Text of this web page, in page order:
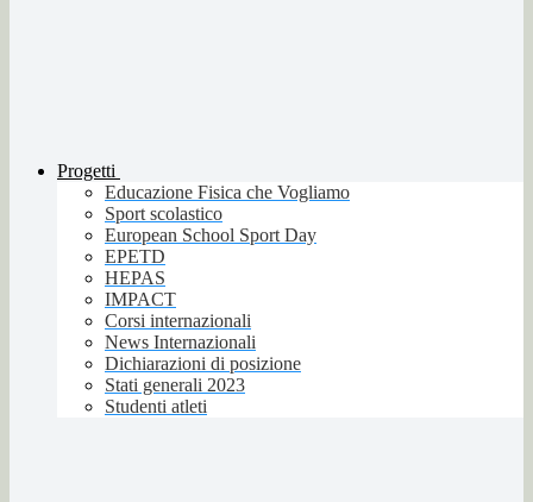
Progetti
Educazione Fisica che Vogliamo
Sport scolastico
European School Sport Day
EPETD
HEPAS
IMPACT
Corsi internazionali
News Internazionali
Dichiarazioni di posizione
Stati generali 2023
Studenti atleti